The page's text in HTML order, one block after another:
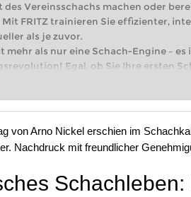
des Vereinsschachs machen oder
Mit FRITZ trainieren Sie effizienter,
als je zuvor.
mehr als nur eine Schach-Engine – es
Egal, ob Sie Ihre ersten
machen oder bereits auf
von Arno Nickel erschien im
Nachdruck mit freundlicher